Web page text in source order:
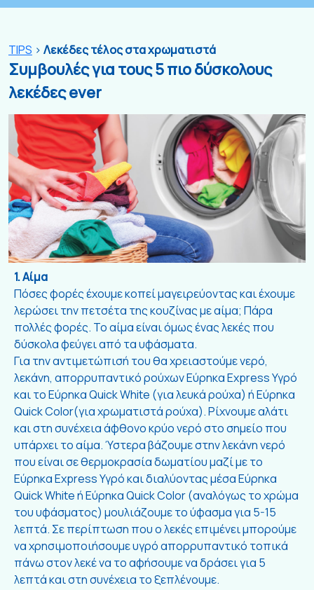
TIPS > Λεκέδες τέλος στα χρωματιστά
Συμβουλές για τους 5 πιο δύσκολους
λεκέδες ever
1. Αίμα
Πόσες φορές έχουμε κοπεί μαγειρεύοντας και έχουμε
λερώσει την πετσέτα της κουζίνας με αίμα; Πάρα
πολλές φορές. Το αίμα είναι όμως ένας λεκές που
δύσκολα φεύγει από τα υφάσματα.
Για την αντιμετώπισή του θα χρειαστούμε νερό,
λεκάνη, απορρυπαντικό ρούχων Εύρηκα Express Υγρό
και το Εύρηκα Quick White (για λευκά ρούχα) ή Εύρηκα
Quick Color(για χρωματιστά ρούχα). Ρίχνουμε αλάτι
και στη συνέχεια άφθονο κρύο νερό στο σημείο που
υπάρχει το αίμα. Ύστερα βάζουμε στην λεκάνη νερό
που είναι σε θερμοκρασία δωματίου μαζί με το
Εύρηκα Express Υγρό και διαλύοντας μέσα Εύρηκα
Quick White ή Εύρηκα Quick Color (αναλόγως το χρώμα
του υφάσματος) μουλιάζουμε το ύφασμα για 5-15
λεπτά. Σε περίπτωση που ο λεκές επιμένει μπορούμε
να χρησιμοποιήσουμε υγρό απορρυπαντικό τοπικά
πάνω στον λεκέ να το αφήσουμε να δράσει για 5
λεπτά και στη συνέχεια το ξεπλένουμε.